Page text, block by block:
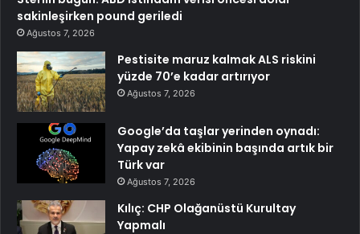
sakinleşirken pound geriledi
Ağustos 7, 2026
Pestisite maruz kalmak ALS riskini
yüzde 70’e kadar artırıyor
Ağustos 7, 2026
Google’da taşlar yerinden oynadı:
Yapay zekâ ekibinin başında artık bir
Türk var
Ağustos 7, 2026
Kılıç: CHP Olağanüstü Kurultay
Yapmalı